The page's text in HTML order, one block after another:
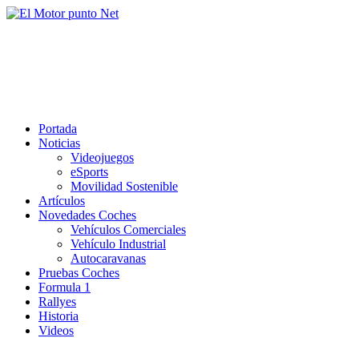
Saltar
Portada
Noticias
Videojuegos
eSports
Movilidad Sostenible
Artículos
Novedades Coches
Vehículos Comerciales
Vehículo Industrial
Autocaravanas
Pruebas Coches
Formula 1
Rallyes
Historia
Videos